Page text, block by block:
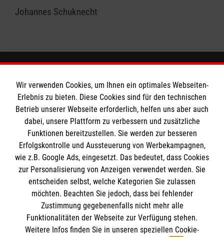
Johannes Schuknecht
Das Liebfrauengymnasium
Downloads
Ansprechpartner
Soziale Netzwerke
Soziale Netzwerke
Informationen
Kontakt
Impressum
Wir verwenden Cookies, um Ihnen ein optimales Webseiten-
Erlebnis zu bieten. Diese Cookies sind für den technischen
Betrieb unserer Webseite erforderlich, helfen uns aber auch
dabei, unsere Plattform zu verbessern und zusätzliche
Funktionen bereitzustellen. Sie werden zur besseren
Erfolgskontrolle und Aussteuerung von Werbekampagnen,
wie z.B. Google Ads, eingesetzt. Das bedeutet, dass Cookies
zur Personalisierung von Anzeigen verwendet werden. Sie
entscheiden selbst, welche Kategorien Sie zulassen
möchten. Beachten Sie jedoch, dass bei fehlender
Zustimmung gegebenenfalls nicht mehr alle
Funktionalitäten der Webseite zur Verfügung stehen.
Weitere Infos finden Sie in unseren speziellen Cookie-